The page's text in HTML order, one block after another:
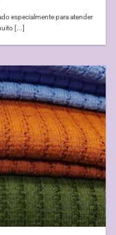
especialmente para atender
[...]